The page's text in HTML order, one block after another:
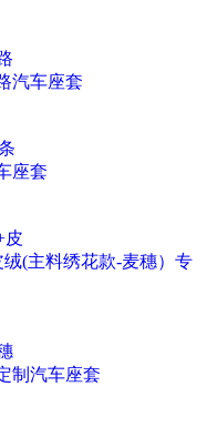
汽车座套
座套
皮
(主料绣花款-麦穗）专
制汽车座套